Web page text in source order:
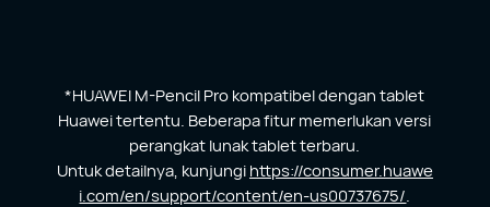
*HUAWEI M-Pencil Pro kompatibel dengan tablet
Huawei tertentu. Beberapa fitur memerlukan versi
perangkat lunak tablet terbaru.
Untuk detailnya, kunjungi https://consumer.huawe
i.com/en/support/content/en-us00737675/